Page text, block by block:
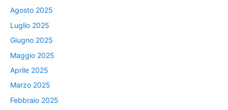
Agosto 2025
Luglio 2025
Giugno 2025
Maggio 2025
Aprile 2025
Marzo 2025
Febbraio 2025